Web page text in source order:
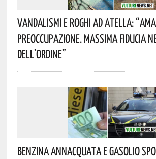
Vandalismi E Roghi Ad Atella:
Preoccupazione. Massima Fiducia
Dell’Ordine”
Benzina Annacquata E Gasolio